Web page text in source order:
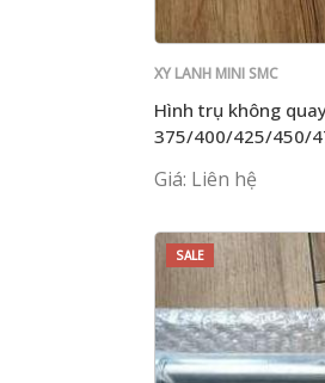
XY LANH MINI SMC
Hình trụ không
375/400/425/450/
Giá: Liên hệ
SALE